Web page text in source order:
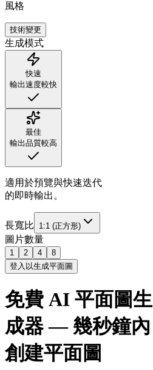
風格
技術變更
生成模式
快速
輸出速度較快
最佳
輸出品質較高
適用於預覽與快速迭代
的即時輸出。
長寬比 1:1 (正方形)
圖片數量
1 2 4
8
登入以生成平面圖
免費 AI 平面圖生
成器 — 幾秒鐘內
創建平面圖